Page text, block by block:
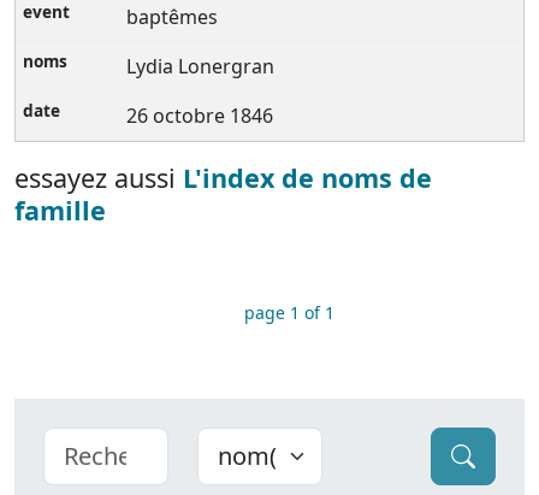
baptêmes
Lydia Lonergran
26 octobre 1846
essayez aussi L'index de noms de
famille
page 1 of 1